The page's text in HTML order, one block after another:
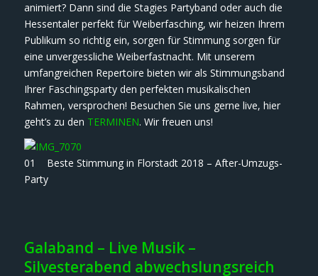
animiert? Dann sind die Stagies Partyband oder auch die
Hessentaler perfekt für Weiberfasching, wir heizen Ihrem
Publikum so richtig ein, sorgen für Stimmung sorgen für
eine unvergessliche Weiberfastnacht. Mit unserem
umfangreichen Repertoire bieten wir als Stimmungsband
Ihrer Faschingsparty den perfekten musikalischen
Rahmen, versprochen! Besuchen Sie uns gerne live, hier
geht’s zu den TERMINEN. Wir freuen uns!
01 Beste Stimmung in Florstadt 2018 – After-Umzugs-
Party
Galaband – Live Musik –
Silvesterabend abwechslungsreich